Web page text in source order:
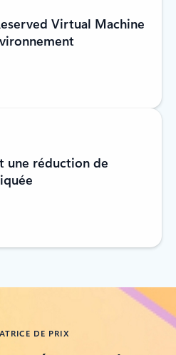
Virtual Machine
une réduction de
DE PRIX